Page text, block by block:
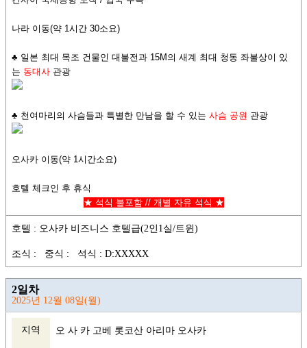
나라 이동(약 1시간 30소요)
♣ 일본 최대 목조 건물인 대불전과 15M의 새계 최대 청동 좌불상이 있
는 동대사 관광
♣ 천여마리의 사슴들과 특별한 만남을 할 수 있는 사슴 공원 관광
오사카 이동(약 1시간소요)
호텔 체크인 후 휴식
★ 석식 불포함 // 개별 자유 석식 ★
호텔 : 오사카 비즈니스 호텔급(2인1실/트윈)
조식 : 중식 : 석식 : D:XXXXX
2일차
2025년 12월 08일(월)
지역 오 사 카 고베 롯코산 아리마 오사카